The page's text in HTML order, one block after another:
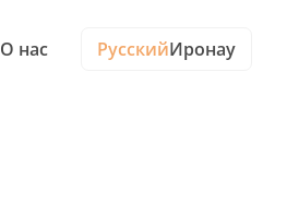
О нас РусскийИронау